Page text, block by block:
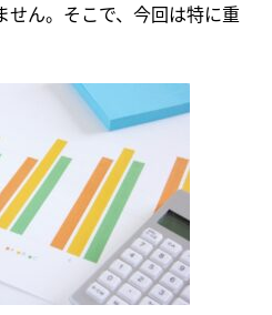
せん。そこで、今回は特に重